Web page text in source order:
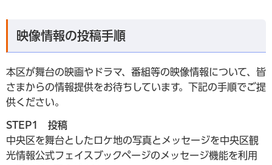
映像情報の投稿手順
本区が舞台の映画やドラマ、番組等の映像情報について、皆
さまからの情報提供をお待ちしています。下記の手順でご提
供ください。
STEP1 投稿
中央区を舞台としたロケ地の写真とメッセージを中央区観
光情報公式フェイスブックページのメッセージ機能を利用